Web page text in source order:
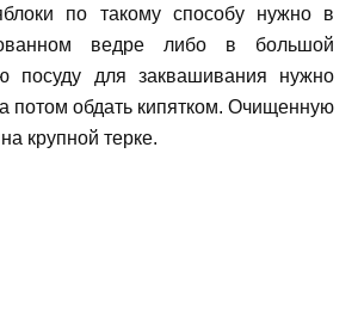
по такому способу нужно в
ведре либо в большой
посуду для заквашивания нужно
потом обдать кипятком. Очищенную
крупной терке.